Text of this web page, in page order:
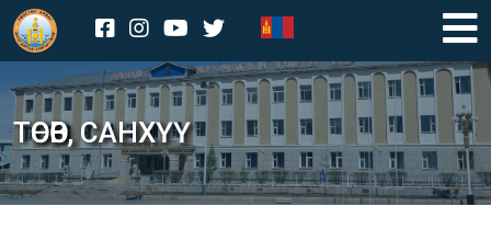
ТӨСӨВ, САНХҮҮ